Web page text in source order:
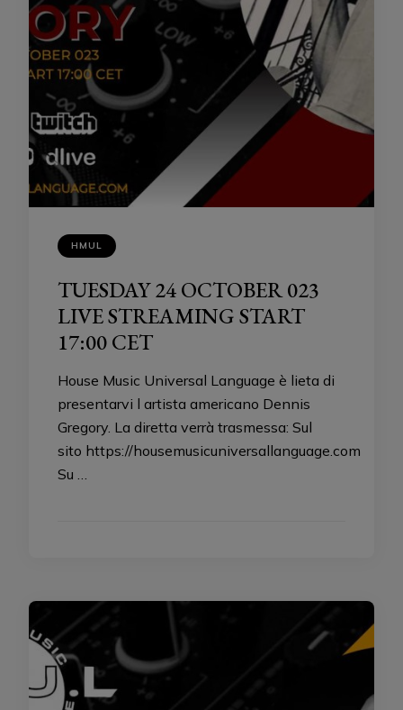
HMUL
TUESDAY 24 OCTOBER 023
LIVE STREAMING START
17:00 CET
House Music Universal Language è lieta di
presentarvi l artista americano Dennis
Gregory. La diretta verrà trasmessa: Sul
sito https://housemusicuniversallanguage.com
Su …